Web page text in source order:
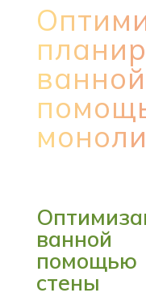
стены